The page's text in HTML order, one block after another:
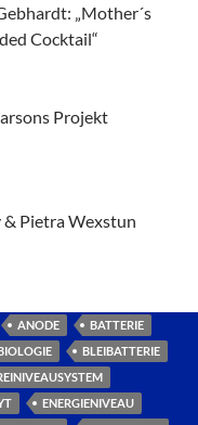
„Mother´s
Cocktail“
Projekt
& Pietra Wexstun
ANODE
BATTERIE
BLEIBATTERIE
ENERGIENIVEAU